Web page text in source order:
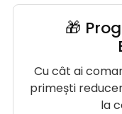
🎁
Cu cât ai
primești
la